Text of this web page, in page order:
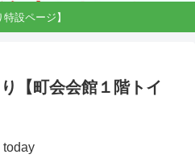
特設ページ】
【町会会館１階トイ
today